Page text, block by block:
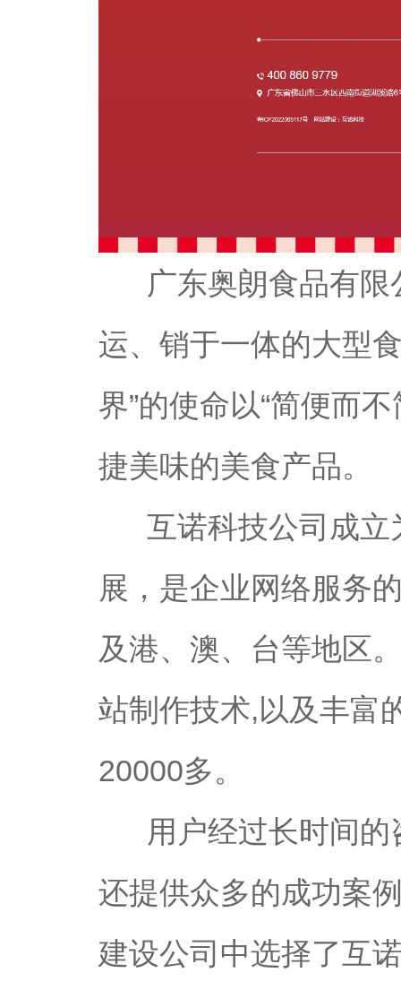
广东奥朗食品有
运、销于一体的大型
界”的使命以“简便而
捷美味的美食产品。
互诺科技公司成立
展，是企业网络服务
及港、澳、台等地区
站制作技术,以及丰富
20000多。
用户经过长时间的
还提供众多的成功案
建设公司中选择了互